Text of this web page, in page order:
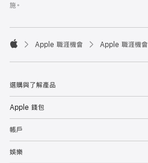
施。

Apple 職涯機會 Apple 職涯機會
選購與了解產品
Apple 錢包
帳戶
娛樂